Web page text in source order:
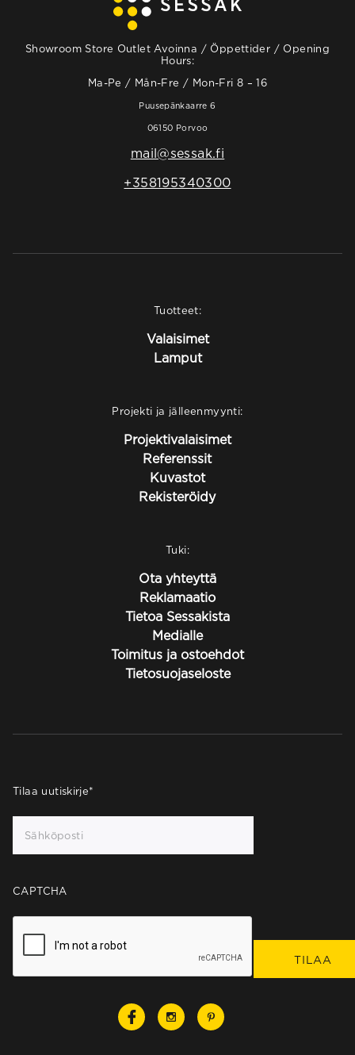
Showroom Store Outlet Avoinna / Öppettider / Opening
Hours:
Ma-Pe / Mån-Fre / Mon-Fri 8 – 16
Puusepänkaarre 6
06150 Porvoo
mail@sessak.fi
+358195340300
Tuotteet:
Valaisimet
Lamput
Projekti ja jälleenmyynti:
Projektivalaisimet
Referenssit
Kuvastot
Rekisteröidy
Tuki:
Ota yhteyttä
Reklamaatio
Tietoa Sessakista
Medialle
Toimitus ja ostoehdot
Tietosuojaseloste
Tilaa uutiskirje*
CAPTCHA